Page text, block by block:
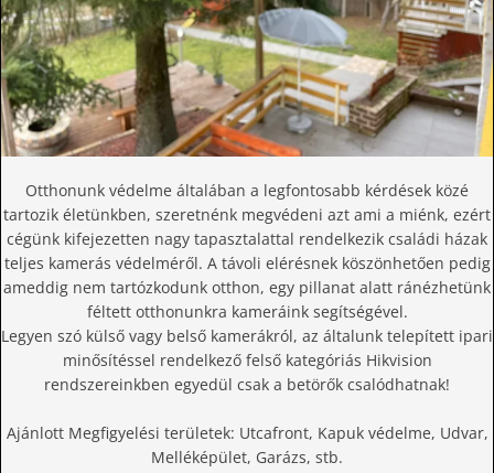
Otthonunk védelme általában a legfontosabb kérdések közé
tartozik életünkben, szeretnénk megvédeni azt ami a miénk, ezért
cégünk kifejezetten nagy tapasztalattal rendelkezik családi házak
teljes kamerás védelméről. A távoli elérésnek köszönhetően pedig
ameddig nem tartózkodunk otthon, egy pillanat alatt ránézhetünk
féltett otthonunkra kameráink segítségével.
Legyen szó külső vagy belső kamerákról, az általunk telepített ipari
minősítéssel rendelkező felső kategóriás Hikvision
rendszereinkben egyedül csak a betörők csalódhatnak!
Ajánlott Megfigyelési területek: Utcafront, Kapuk védelme, Udvar,
Melléképület, Garázs, stb.